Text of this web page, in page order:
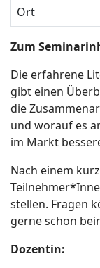
Ort
Zum
Die erfahrene
gibt einen
die
und worauf es
im Markt
Nach einem
stellen. Fragen
gerne schon
Dozentin: